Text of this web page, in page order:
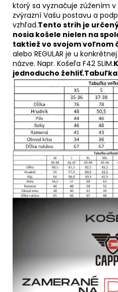
ktorý sa vyznačuje zúžením
zvýrazní Vašu postavu a
vzhľad.Tento strih je
nosia košele nielen na
taktiež vo svojom voľnom
alebo REGULAR je u
názve. Napr. Košeľa F42 SLIM.
jednoducho žehliť.